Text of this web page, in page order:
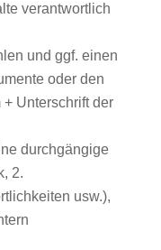
verantwortlich
und ggf. einen
oder den
Unterschrift der
durchgängige
2.
usw.),